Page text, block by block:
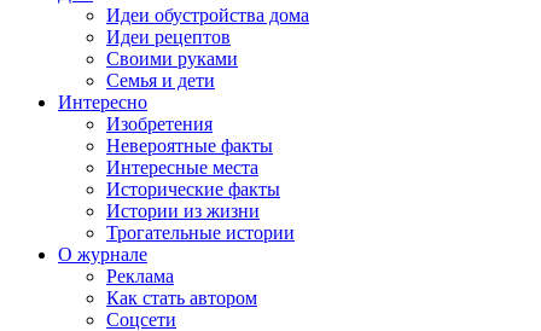
Идеи обустройства дома
Идеи рецептов
Своими руками
Семья и дети
Интересно
Изобретения
Невероятные факты
Интересные места
Исторические факты
Истории из жизни
Трогательные истории
О журнале
Реклама
Как стать автором
Соцсети